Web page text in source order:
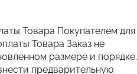
Товара Покупателем для
Товара Заказ не
размере и порядке.
предварительную